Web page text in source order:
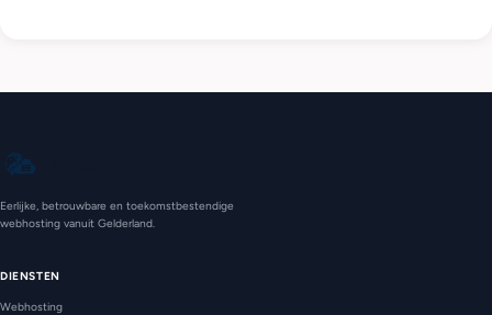
Eerlijke, betrouwbare en toekomstbestendige
webhosting vanuit Gelderland.
DIENSTEN
Webhosting